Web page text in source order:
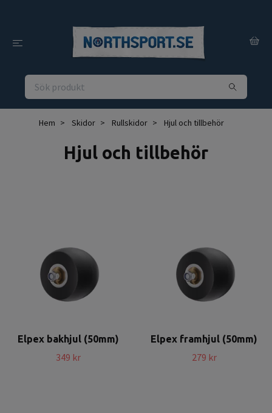
Hem Skidor Rullskidor Hjul och tillbehör
Hjul och tillbehör
Elpex bakhjul (50mm)
349 kr
Elpex framhjul (50mm)
279 kr